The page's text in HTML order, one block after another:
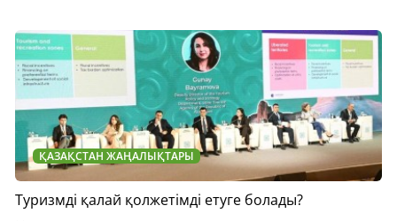
ҚАЗАҚСТАН ЖАҢАЛЫҚТАРЫ
Туризмді қалай қолжетімді етуге болады?